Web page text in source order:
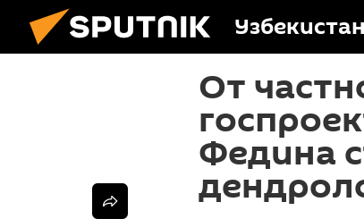
Узбекистан
От
Федина